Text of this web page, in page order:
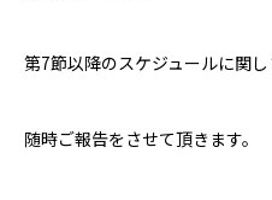
第7節以降のスケジュールに関
随時ご報告をさせて頂きます。